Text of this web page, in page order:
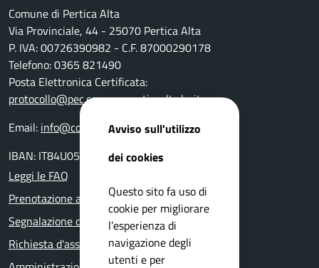
Comune di Pertica Alta
Via Provinciale, 44 - 25070 Pertica Alta
P. IVA: 00726390982 - C.F. 87000290178
Telefono: 0365 821490
Posta Elettronica Certificata:
protocollo@pec.comune.perticaalta.bs.it
Email: info@comune.perticaalta.bs.it
IBAN: IT84U0511655390000000028800
Leggi le FAQ
Prenotazione appuntamento
Segnalazione disservizio
Richiesta d'assistenza
Avviso sull'utilizzo
dei cookies
Questo sito fa uso di
cookie per migliorare
l’esperienza di
navigazione degli
utenti e per